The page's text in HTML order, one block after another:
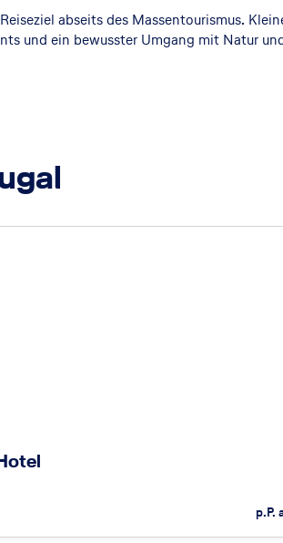
abseits des Massentourismus.
und ein bewusster Umgang mit Natur
p.P.